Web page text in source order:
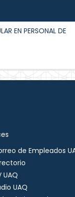
EN PERSONAL DE
de Empleados
UAQ
UAQ